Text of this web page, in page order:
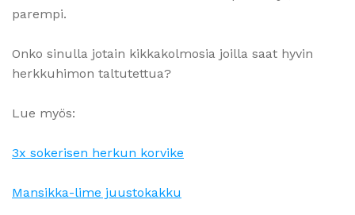
parempi.
Onko sinulla jotain kikkakolmosia joilla saat hyvin
herkkuhimon taltutettua?
Lue myös:
3x sokerisen herkun korvike
Mansikka-lime juustokakku